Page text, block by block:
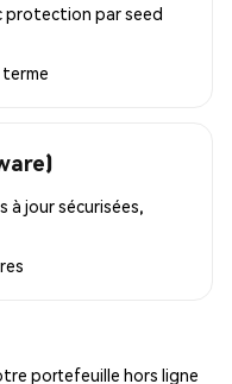
protection par seed
à jour sécurisées,
portefeuille hors ligne